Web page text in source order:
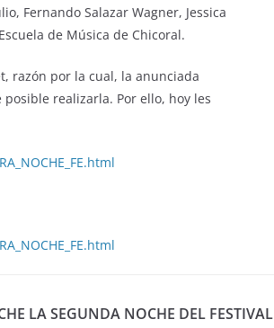
Fernando Salazar Wagner, Jessica
de Música de Chicoral.
razón por la cual, la anunciada
realizarla. Por ello, hoy les
LA SEGUNDA NOCHE DEL FESTIVAL